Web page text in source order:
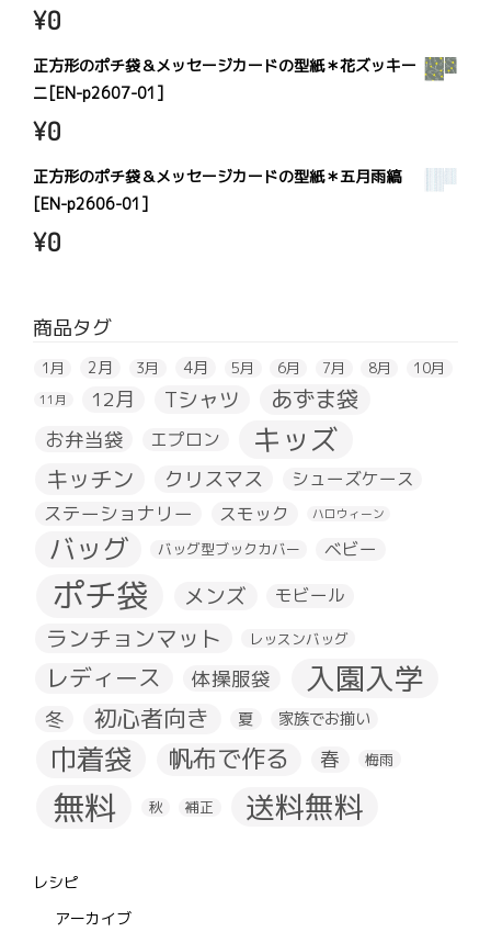
¥0
正方形のポチ袋＆メッセージカードの型紙＊花ズッキー
ニ[EN-p2607-01]
¥0
正方形のポチ袋＆メッセージカードの型紙＊五月雨縞
[EN-p2606-01]
¥0
商品タグ
1月 2月 3月 4月 5月 6月 7月 8月 10月
11月 12月 Tシャツ あずま袋
お弁当袋 エプロン キッズ
キッチン クリスマス シューズケース
ステーショナリー スモック ハロウィーン
バッグ バッグ型ブックカバー ベビー
ポチ袋 メンズ モビール
ランチョンマット レッスンバッグ
レディース 体操服袋 入園入学
冬 初心者向き 夏 家族でお揃い
巾着袋 帆布で作る 春 梅雨
無料 秋 補正 送料無料
レシピ
アーカイブ